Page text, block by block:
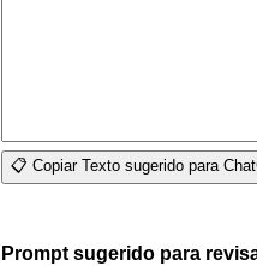
📋 Copiar Texto sugerido para
Prompt sugerido para